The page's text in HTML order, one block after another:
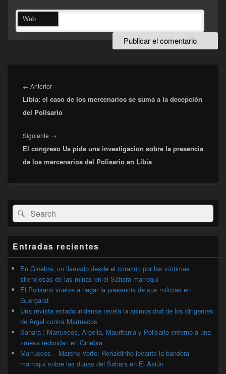
Web
de
entradas
← AnteriorEntrada
anterior:
Libia: el caso de los mercenarios se suma a la decepción
del Polisario
Siguiente →
siguiente:
El congreso Us pide una investigacion sobre la presencia
de los mercenarios del Polisario en Libia
El
área
de
widget
lateral
primaria
Buscar
por:
Buscar
Entradas recientes
En Ginebra, un llamado desde el corazón por las víctimas
silenciosas de las minas en el Sáhara marroquí
El Polisario vuelve a negar la presencia de sus milicias en
Guergarat
Una revista estadounidense revela la animosidad de los dirigentes
de Argel contra Marruecos
Sahara : Marruecos, Argelia, Mauritania y Polisario entorno a una
«mesa redonda» en Ginebra
Marruecos – Marche Verte: Ronaldinho levante la bandera
marroquí sobre las dunas del Sahara en El Aaiún